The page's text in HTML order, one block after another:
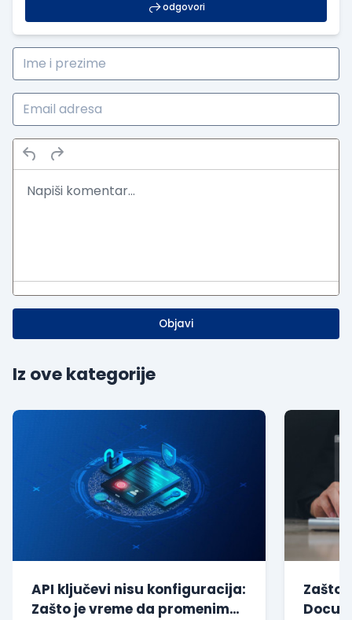
odgovori
Objavi
Iz ove kategorije
API ključevi nisu konfiguracija:
Zašto je vreme da promenimo
Zašto